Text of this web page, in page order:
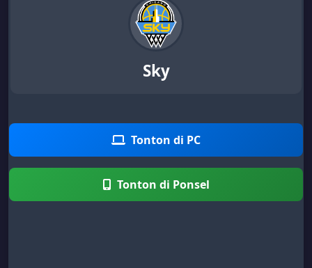
Sky
Tonton di PC
Tonton di Ponsel